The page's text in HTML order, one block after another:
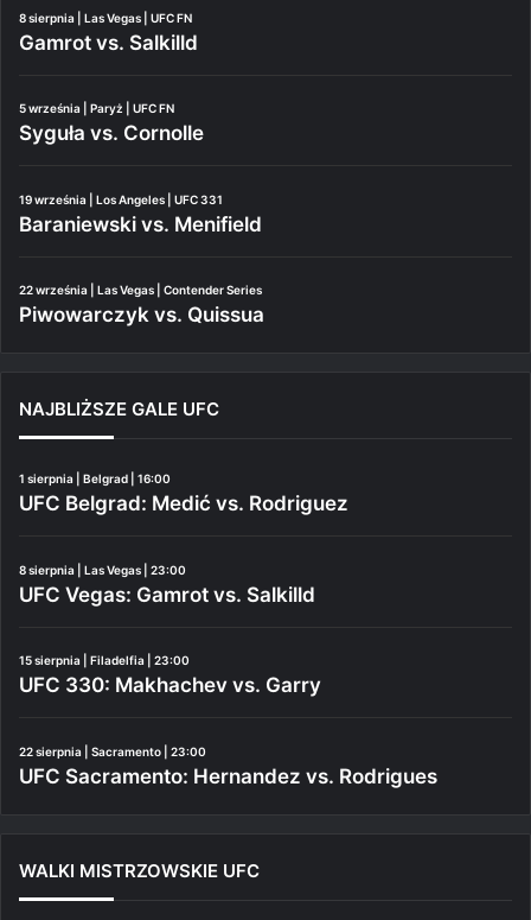
8 sierpnia | Las Vegas | UFC FN
Gamrot vs. Salkilld
5 września | Paryż | UFC FN
Syguła vs. Cornolle
19 września | Los Angeles | UFC 331
Baraniewski vs. Menifield
22 września | Las Vegas | Contender Series
Piwowarczyk vs. Quissua
NAJBLIŻSZE GALE UFC
1 sierpnia | Belgrad | 16:00
UFC Belgrad: Medić vs. Rodriguez
8 sierpnia | Las Vegas | 23:00
UFC Vegas: Gamrot vs. Salkilld
15 sierpnia | Filadelfia | 23:00
UFC 330: Makhachev vs. Garry
22 sierpnia | Sacramento | 23:00
UFC Sacramento: Hernandez vs. Rodrigues
WALKI MISTRZOWSKIE UFC